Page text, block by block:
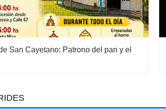
San Cayetano: Patrono del pan y el